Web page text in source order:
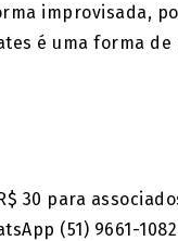
improvisada,
é uma forma
30 para
(51) 9661-